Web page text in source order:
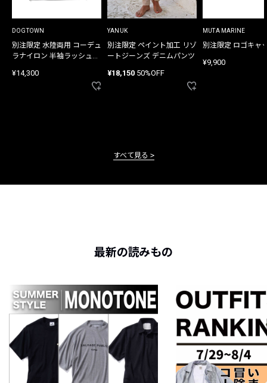
DOGTOWN
別注限定 水陸両用 コーデュ
ラナイロン 半袖ラッシュガ
¥14,300
YANUK
別注限定 ペイント加工 リゾ
ートジーンズ デニムパンツ
¥18,150 50%OFF
MUTA MARINE
別注限定 ロゴキャ
¥9,900
すべて見る
最新の読みもの